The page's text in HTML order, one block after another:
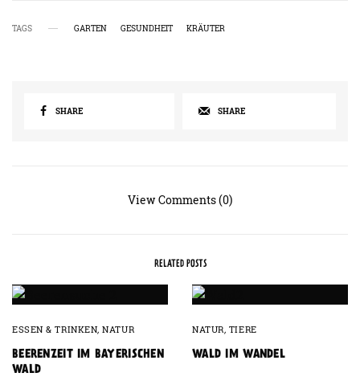
TAGS GARTEN GESUNDHEIT KRÄUTER
SHARE SHARE
View Comments (0)
RELATED POSTS
ESSEN & TRINKEN,NATUR
BEERENZEIT IM BAYERISCHEN
WALD
NATUR, TIERE
WALD IM WANDEL